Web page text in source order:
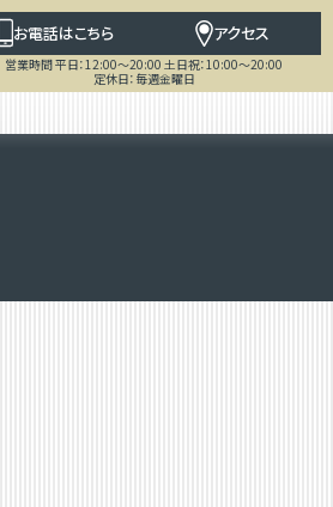
お電話はこちら アクセス
営業時間 平日：12:00～20:00 土日祝：10:00～20:00
定休日：毎週金曜日